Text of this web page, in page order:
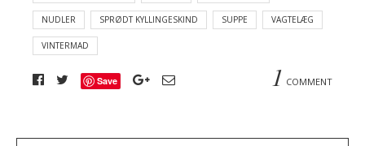
NUDLER SPRØDT KYLLINGESKIND SUPPE VAGTELÆG
VINTERMAD
Save 1 COMMENT